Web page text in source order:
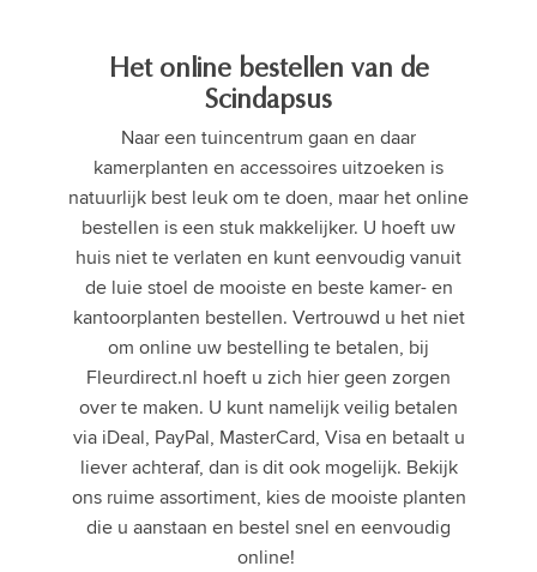
Het online bestellen van de
Scindapsus
Naar een tuincentrum gaan en daar
kamerplanten en accessoires uitzoeken is
natuurlijk best leuk om te doen, maar het online
bestellen is een stuk makkelijker. U hoeft uw
huis niet te verlaten en kunt eenvoudig vanuit
de luie stoel de mooiste en beste kamer- en
kantoorplanten bestellen. Vertrouwd u het niet
om online uw bestelling te betalen, bij
Fleurdirect.nl hoeft u zich hier geen zorgen
over te maken. U kunt namelijk veilig betalen
via iDeal, PayPal, MasterCard, Visa en betaalt u
liever achteraf, dan is dit ook mogelijk. Bekijk
ons ruime assortiment, kies de mooiste planten
die u aanstaan en bestel snel en eenvoudig
online!